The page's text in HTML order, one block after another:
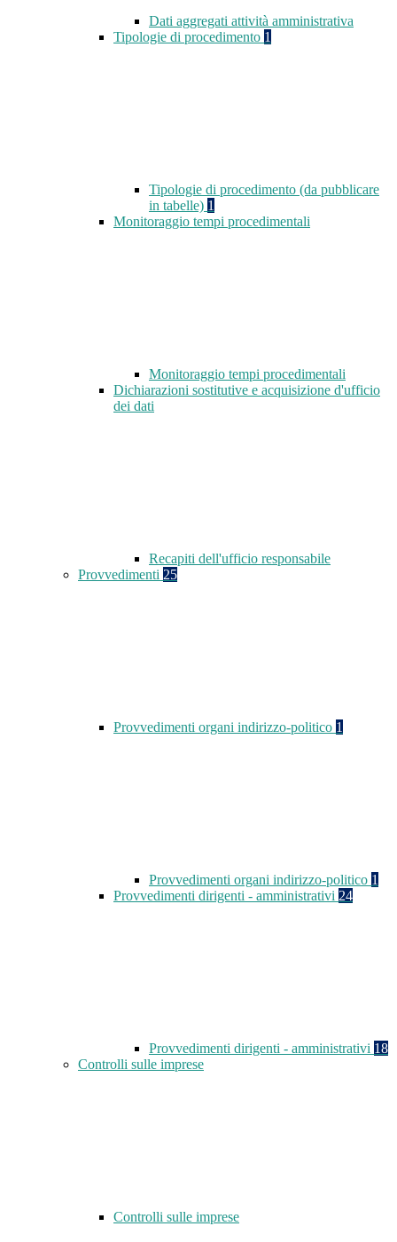
Dati aggregati attività amministrativa
Tipologie di procedimento 1
Tipologie di procedimento (da pubblicare
in tabelle) 1
Monitoraggio tempi procedimentali
Monitoraggio tempi procedimentali
Dichiarazioni sostitutive e acquisizione d'ufficio
dei dati
Recapiti dell'ufficio responsabile
Provvedimenti 25
Provvedimenti organi indirizzo-politico 1
Provvedimenti organi indirizzo-politico 1
Provvedimenti dirigenti - amministrativi 24
Provvedimenti dirigenti - amministrativi 18
Controlli sulle imprese
Controlli sulle imprese